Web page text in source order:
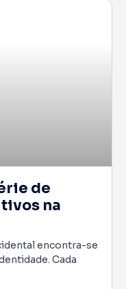
de
na
encontra-se
Cada